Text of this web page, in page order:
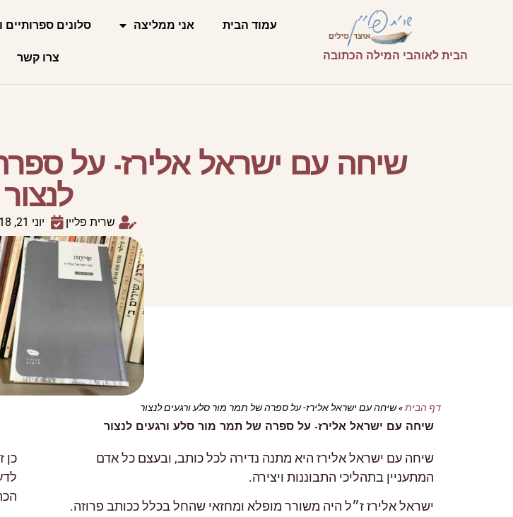
הבית לאוהבי המילה הכתובה
עמוד הבית אני ממליצה סלונים ספרותיים
צרו קשר
שיחה עם ישראל אלירז- על
לנצור
שרית פליין יוני 21, 2018
דף הבית»שיחה עם ישראל אלירז- על ספרה של תמר מור סלע ורגעים לנצור
שיחה עם ישראל אלירז- על ספרה של תמר מור סלע ורגעים לנצור
שיחה עם ישראל אלירז היא מתנה נדירה לכל כותב, ובעצם כל אדם
המתעניין בתהליכי התבוננות ויצירה.
ישראל אלירז ז״ל היה משורר מופלא ומחזאי שהחל בכלל ככותב פרוזה.
כן